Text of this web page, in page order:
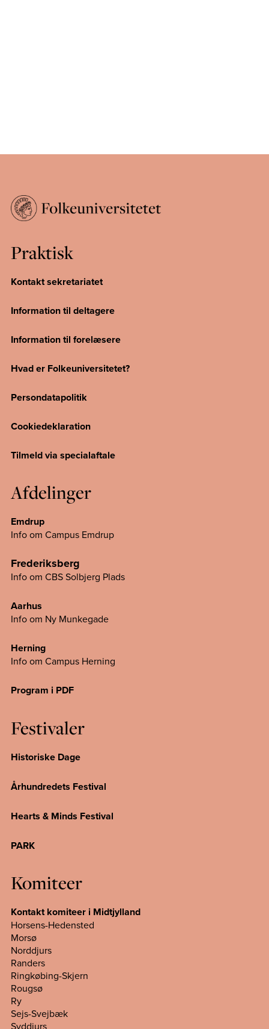
Praktisk
Kontakt sekretariatet
Information til deltagere
Information til forelæsere
Hvad er Folkeuniversitetet?
Persondatapolitik
Cookiedeklaration
Tilmeld via specialaftale
Afdelinger
Emdrup
Info om Campus Emdrup
Frederiksberg
Info om CBS Solbjerg Plads
Aarhus
Info om Ny Munkegade
Herning
Info om Campus Herning
Program i PDF
Festivaler
Historiske Dage
Århundredets Festival
Hearts & Minds Festival
PARK
Komiteer
Kontakt komiteer i Midtjylland
Horsens-Hedensted
Morsø
Norddjurs
Randers
Ringkøbing-Skjern
Rougsø
Ry
Sejs-Svejbæk
Syddjurs